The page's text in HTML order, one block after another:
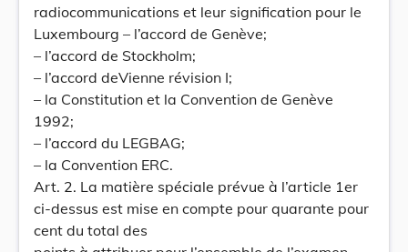
radiocommunications et leur signification pour le
Luxembourg – l’accord de Genève;
– l’accord de Stockholm;
– l’accord deVienne révision I;
– la Constitution et la Convention de Genève
1992;
– l’accord du LEGBAG;
– la Convention ERC.
Art. 2. La matière spéciale prévue à l’article 1er
ci-dessus est mise en compte pour quarante pour
cent du total des